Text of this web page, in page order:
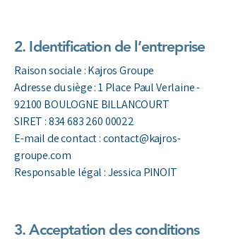
2. Identification de l’entreprise
Raison sociale : Kajros Groupe
Adresse du siège : 1 Place Paul Verlaine -
92100 BOULOGNE BILLANCOURT
SIRET : 834 683 260 00022
E-mail de contact : contact@kajros-
groupe.com
Responsable légal : Jessica PINOIT
3. Acceptation des conditions